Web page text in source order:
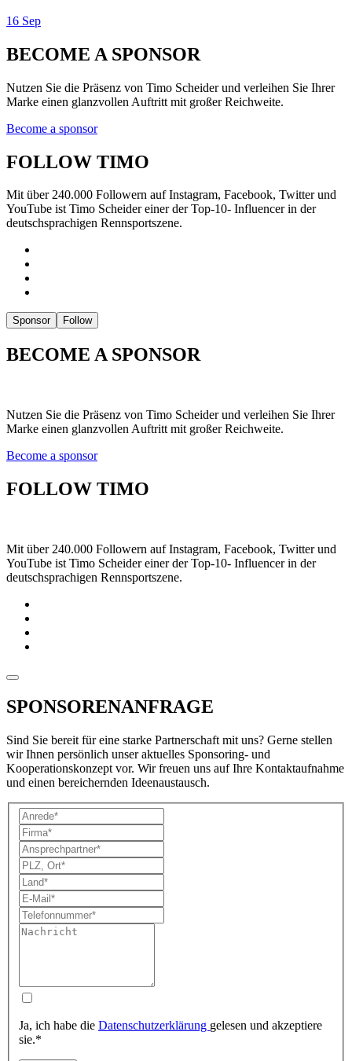
16 Sep
BECOME A SPONSOR
Nutzen Sie die Präsenz von Timo Scheider und verleihen Sie Ihrer
Marke einen glanzvollen Auftritt mit großer Reichweite.
Become a sponsor
FOLLOW TIMO
Mit über 240.000 Followern auf Instagram, Facebook, Twitter und
YouTube ist Timo Scheider einer der Top-10- Influencer in der
deutschsprachigen Rennsportszene.
Sponsor Follow
BECOME A SPONSOR
Nutzen Sie die Präsenz von Timo Scheider und verleihen Sie Ihrer
Marke einen glanzvollen Auftritt mit großer Reichweite.
Become a sponsor
FOLLOW TIMO
Mit über 240.000 Followern auf Instagram, Facebook, Twitter und
YouTube ist Timo Scheider einer der Top-10- Influencer in der
deutschsprachigen Rennsportszene.
SPONSORENANFRAGE
Sind Sie bereit für eine starke Partnerschaft mit uns? Gerne stellen
wir Ihnen persönlich unser aktuelles Sponsoring- und
Kooperationskonzept vor. Wir freuen uns auf Ihre Kontaktaufnahme
und einen bereichernden Ideenaustausch.
Ja, ich habe die Datenschutzerklärung gelesen und akzeptiere
sie.*